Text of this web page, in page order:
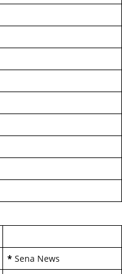
* Sena News